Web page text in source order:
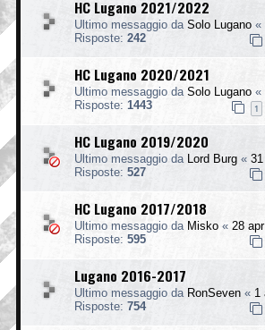
HC Lugano 2021/2022
Ultimo messaggio da Solo Lugano «
Risposte: 242
HC Lugano 2020/2021
Ultimo messaggio da Solo Lugano «
Risposte: 1443 1
HC Lugano 2019/2020
Ultimo messaggio da Lord Burg «
Risposte: 527
HC Lugano 2017/2018
Ultimo messaggio da Misko « 28
Risposte: 595
Lugano 2016-2017
Ultimo messaggio da RonSeven « 1
Risposte: 754